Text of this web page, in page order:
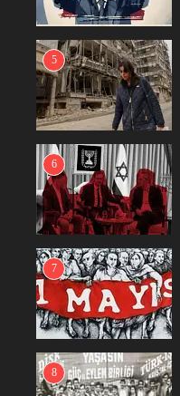
5
6
7
8